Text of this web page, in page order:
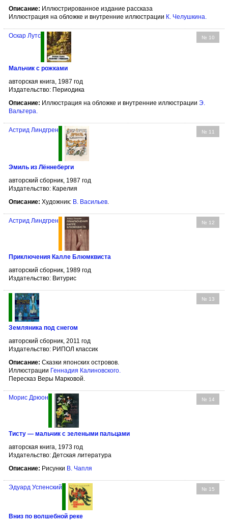
Описание: Иллюстрированное издание рассказа
Иллюстрация на обложке и внутренние иллюстрации К. Челушкина.
№ 10
Оскар Лутс
Мальчик с рожками
авторская книга, 1987 год
Издательство: Периодика
Описание: Иллюстрация на обложке и внутренние иллюстрации Э.
Вальтера.
№ 11
Астрид Линдгрен
Эмиль из Лённеберги
авторский сборник, 1987 год
Издательство: Карелия
Описание: Художник: В. Васильев.
№ 12
Астрид Линдгрен
Приключения Калле Блюмквиста
авторский сборник, 1989 год
Издательство: Витурис
№ 13
Земляника под снегом
авторский сборник, 2011 год
Издательство: РИПОЛ классик
Описание: Сказки японских островов.
Иллюстрации Геннадия Калиновского.
Пересказ Веры Марковой.
№ 14
Морис Дрюон
Тисту — мальчик с зелеными пальцами
авторская книга, 1973 год
Издательство: Детская литература
Описание: Рисунки В. Чапля
№ 15
Эдуард Успенский
Вниз по волшебной реке